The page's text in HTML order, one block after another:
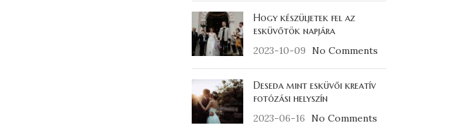
Hogy készüljetek fel az
esküvőtök napjára
2023-10-09 No Comments
Deseda mint esküvői kreatív
fotózási helyszín
2023-06-16 No Comments